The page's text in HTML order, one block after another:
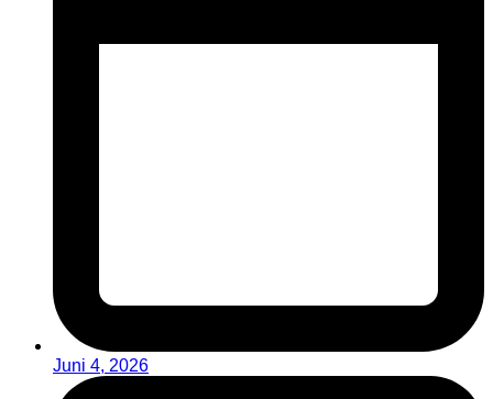
Juni 4, 2026